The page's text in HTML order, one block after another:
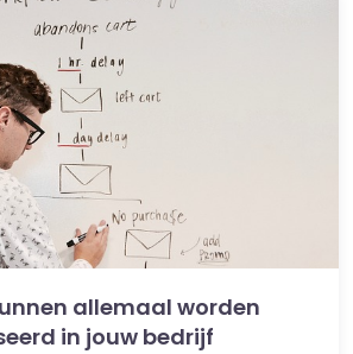
allemaal worden
in jouw bedrijf